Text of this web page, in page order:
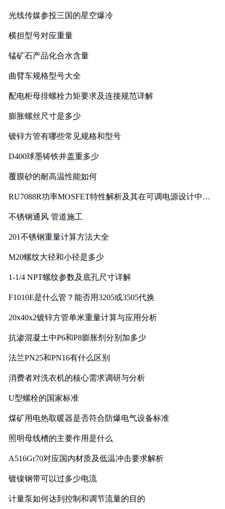
光线传媒参投三国的星空爆冷
横担型号对应重量
锰矿石产品化合水含量
曲臂车规格型号大全
配电柜母排螺栓力矩要求及连接规范详解
膨胀螺丝尺寸是多少
镀锌方管有哪些常见规格和型号
D400球墨铸铁井盖重多少
覆膜砂的耐高温性能如何
RU7088R功率MOSFET特性解析及其在可调电源设计中的
不锈钢通风 管道施工
201不锈钢重量计算方法大全
M20螺纹大径和小径是多少
1-1/4 NPT螺纹参数及底孔尺寸详解
F1010E是什么管？能否用3205或3505代换
20x40x2镀锌方管单米重量计算与应用分析
抗渗混凝土中P6和P8膨胀剂分别加多少
法兰PN25和PN16有什么区别
消费者对洗衣机的核心需求调研与分析
U型螺栓的国家标准
煤矿用电热取暖器是否符合防爆电气设备标准
照明母线槽的主要作用是什么
A516Gr70对应国内材质及低温冲击要求解析
镀镍钢带可以过多少电流
计量泵如何达到控制和调节流量的目的